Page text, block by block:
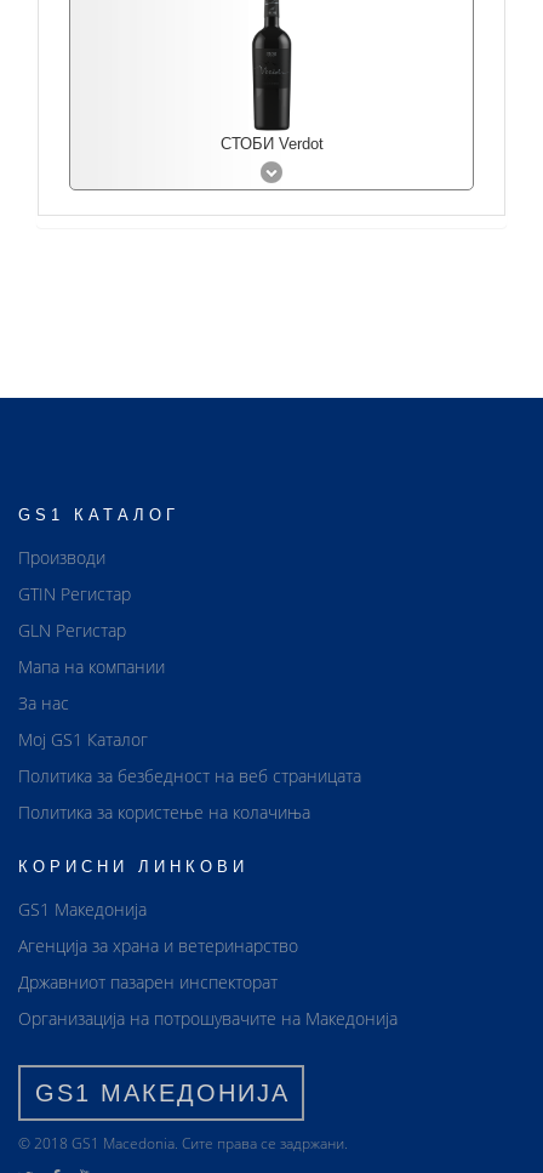
СТОБИ Verdot
GS1 КАТАЛОГ
Производи
GTIN Регистар
GLN Регистар
Мапа на компании
За нас
Мој GS1 Каталог
Политика за безбедност на веб страницата
Политика за користење на колачиња
КОРИСНИ ЛИНКОВИ
GS1 Македонија
Агенција за храна и ветеринарство
Државниот пазарен инспекторат
Организација на потрошувачите на Македонија
GS1 МАКЕДОНИЈА
© 2018 GS1 Маcedonia. Сите права се задржани.